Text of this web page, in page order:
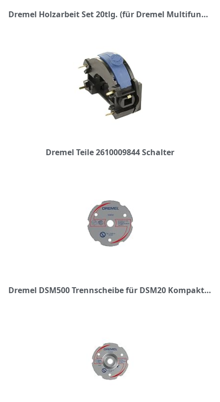
Dremel Holzarbeit Set 20tlg. (für Dremel Multifunktionswerkzeug)
Dremel Teile 2610009844 Schalter
Dremel DSM500 Trennscheibe für DSM20 Kompaktsäge, Kreissägeblatt mit 20 mm Schnitttiefe für Gerad- und Tauchschnitte